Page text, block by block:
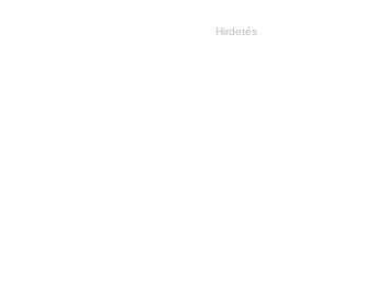
Hirdetés